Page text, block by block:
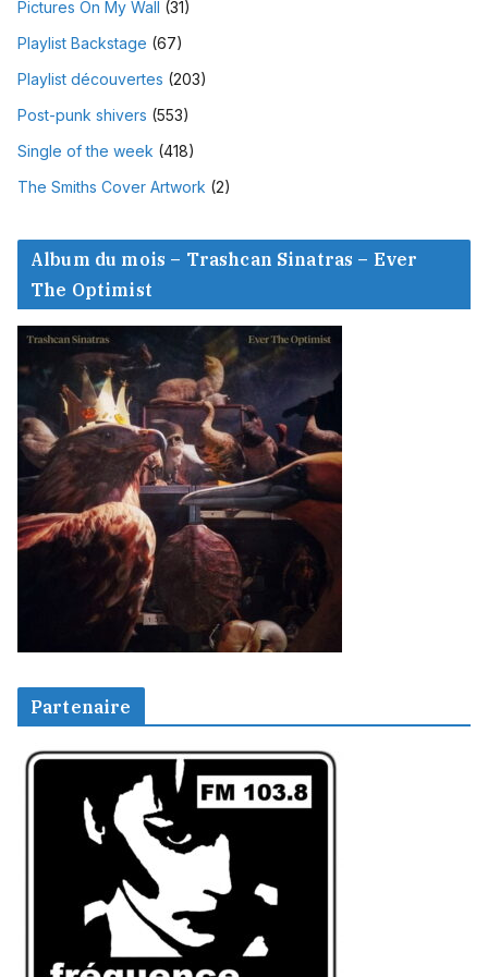
Pictures On My Wall (31)
Playlist Backstage (67)
Playlist découvertes (203)
Post-punk shivers (553)
Single of the week (418)
The Smiths Cover Artwork (2)
Album du mois – Trashcan Sinatras – Ever
The Optimist
Partenaire